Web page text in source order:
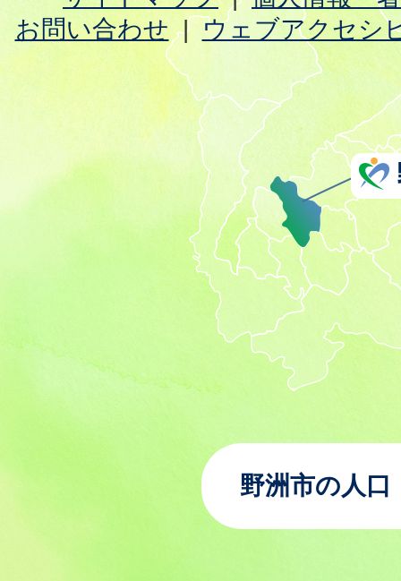
お問い合わせ
ウェブアクセシ
野洲市の人口